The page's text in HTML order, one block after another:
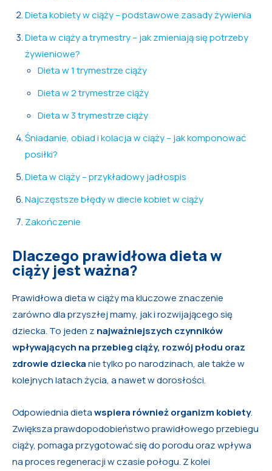
Dieta kobiety w ciąży – podstawowe zasady żywienia
Dieta w ciąży a trymestry – jak zmieniają się potrzeby
żywieniowe?
Dieta w 1 trymestrze ciąży
Dieta w 2 trymestrze ciąży
Dieta w 3 trymestrze ciąży
Śniadanie, obiad i kolacja w ciąży – jak komponować
posiłki?
Dieta w ciąży – przykładowy jadłospis
Najczęstsze błędy w diecie kobiet w ciąży
Zakończenie
Dlaczego prawidłowa dieta w
ciąży jest ważna?
Prawidłowa dieta w ciąży ma kluczowe znaczenie
zarówno dla przyszłej mamy, jak i rozwijającego się
dziecka. To jeden z najważniejszych czynników
wpływających na przebieg ciąży, rozwój płodu oraz
zdrowie dzieckanie tylko po narodzinach, ale także w
kolejnych latach życia, a nawet w dorosłości.
Odpowiednia dietawspiera również organizm kobiety.
Zwiększa prawdopodobieństwo prawidłowego przebiegu
ciąży, pomaga przygotować się do porodu oraz wpływa
na proces regeneracji w czasie połogu. Z kolei